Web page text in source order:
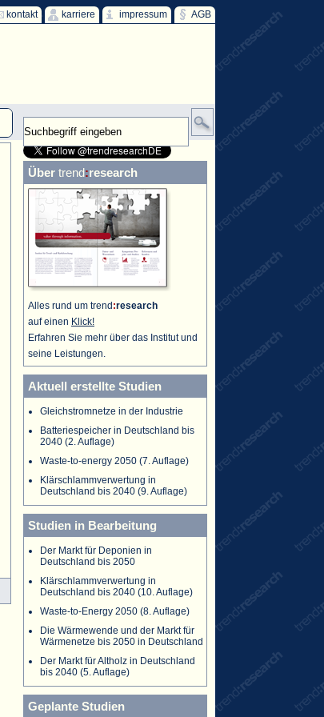
AGB
impressum
karriere
kontakt
Über trend:research
Alles rund um trend :research
auf einen Klick!
Erfahren Sie mehr über das Institut und
seine Leistungen.
Aktuell erstellte Studien
Gleichstromnetze in der Industrie
Batteriespeicher in Deutschland bis
2040 (2. Auflage)
Waste-to-energy 2050 (7. Auflage)
Klärschlammverwertung in
Deutschland bis 2040 (9. Auflage)
Studien in Bearbeitung
Der Markt für Deponien in
Deutschland bis 2050
Klärschlammverwertung in
Deutschland bis 2040 (10. Auflage)
Waste-to-Energy 2050 (8. Auflage)
Die Wärmewende und der Markt für
Wärmenetze bis 2050 in Deutschland
Der Markt für Altholz in Deutschland
bis 2040 (5. Auflage)
Geplante Studien